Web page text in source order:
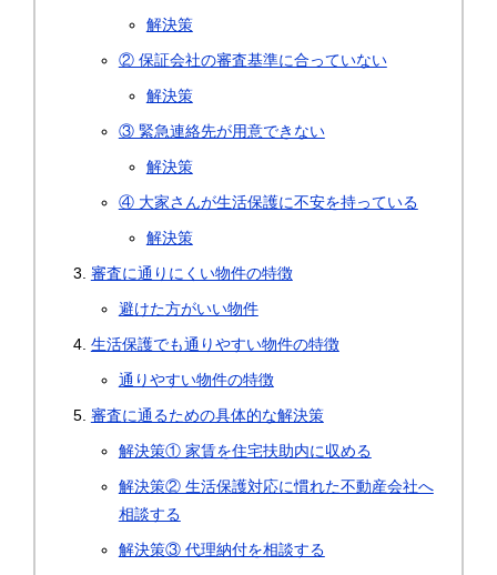
解決策
② 保証会社の審査基準に合っていない
解決策
③ 緊急連絡先が用意できない
解決策
④ 大家さんが生活保護に不安を持っている
解決策
審査に通りにくい物件の特徴
避けた方がいい物件
生活保護でも通りやすい物件の特徴
通りやすい物件の特徴
審査に通るための具体的な解決策
解決策① 家賃を住宅扶助内に収める
解決策② 生活保護対応に慣れた不動産会社へ
相談する
解決策③ 代理納付を相談する